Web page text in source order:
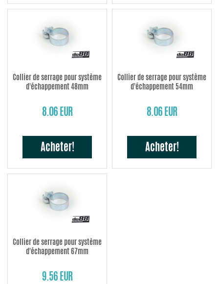
Collier de serrage pour système
d'échappement 48mm
8.06 EUR
Acheter!
Collier de serrage pour système
d'échappement 54mm
8.06 EUR
Acheter!
Collier de serrage pour système
d'échappement 67mm
9.56 EUR